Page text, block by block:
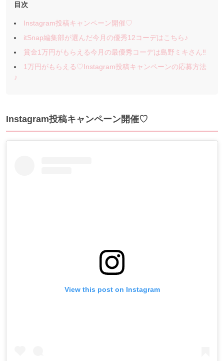
目次
Instagram投稿キャンペーン開催♡
itSnap編集部が選んだ今月の優秀12コーデはこちら♪
賞金1万円がもらえる今月の最優秀コーデは島野ミキさん‼︎
1万円がもらえる♡Instagram投稿キャンペーンの応募方法
♪
Instagram投稿キャンペーン開催♡
View this post on Instagram